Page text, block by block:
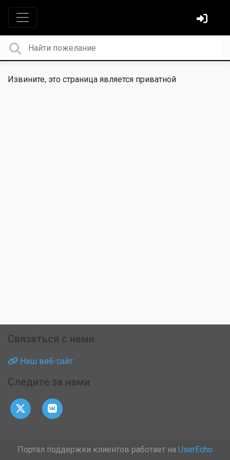
Извините, это страница является приватной
Связаться с нами
Наш веб-сайт
Следите за нами
Портал поддержки клиентов работает на UserEcho